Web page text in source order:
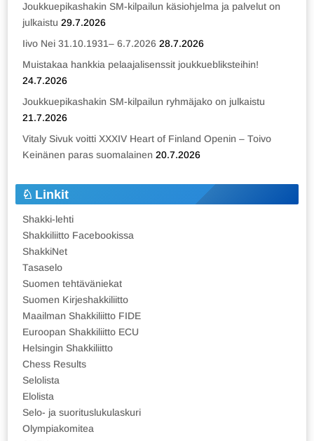
Joukkuepikashakin SM-kilpailun käsiohjelma ja palvelut on
julkaistu 29.7.2026
Iivo Nei 31.10.1931– 6.7.2026 28.7.2026
Muistakaa hankkia pelaajalisenssit joukkuebliksteihin!
24.7.2026
Joukkuepikashakin SM-kilpailun ryhmäjako on julkaistu
21.7.2026
Vitaly Sivuk voitti XXXIV Heart of Finland Openin – Toivo
Keinänen paras suomalainen 20.7.2026
Linkit
Shakki-lehti
Shakkiliitto Facebookissa
ShakkiNet
Tasaselo
Suomen tehtäväniekat
Suomen Kirjeshakkiliitto
Maailman Shakkiliitto FIDE
Euroopan Shakkiliitto ECU
Helsingin Shakkiliitto
Chess Results
Selolista
Elolista
Selo- ja suorituslukulaskuri
Olympiakomitea